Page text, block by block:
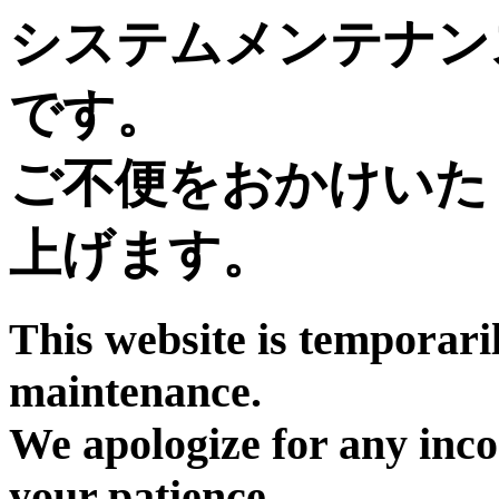
システムメンテナ
です。
ご不便をおかけい
上げます。
This website is
maintenance.
We apologize for any